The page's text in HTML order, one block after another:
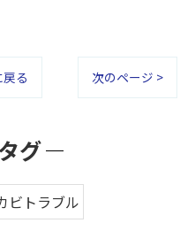
る 次のページ >
グ
ビトラブル